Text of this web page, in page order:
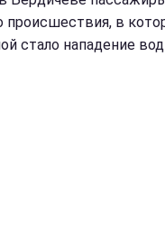
происшествия, в
стало нападение